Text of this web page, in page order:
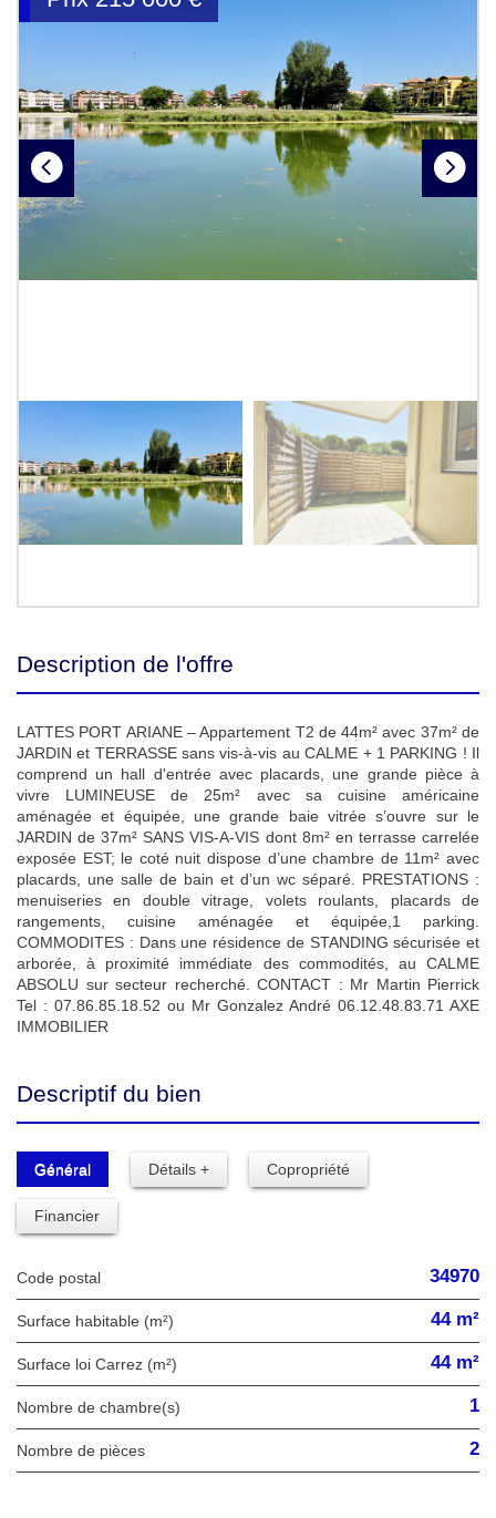
Description de l'offre
LATTES PORT ARIANE – Appartement T2 de 44m² avec 37m² de
JARDIN et TERRASSE sans vis-à-vis au CALME + 1 PARKING ! Il
comprend un hall d'entrée avec placards, une grande pièce à
vivre LUMINEUSE de 25m² avec sa cuisine américaine
aménagée et équipée, une grande baie vitrée s’ouvre sur le
JARDIN de 37m² SANS VIS-A-VIS dont 8m² en terrasse carrelée
exposée EST; le coté nuit dispose d’une chambre de 11m² avec
placards, une salle de bain et d’un wc séparé. PRESTATIONS :
menuiseries en double vitrage, volets roulants, placards de
rangements, cuisine aménagée et équipée,1 parking.
COMMODITES : Dans une résidence de STANDING sécurisée et
arborée, à proximité immédiate des commodités, au CALME
ABSOLU sur secteur recherché. CONTACT : Mr Martin Pierrick
Tel : 07.86.85.18.52 ou Mr Gonzalez André 06.12.48.83.71 AXE
IMMOBILIER
Descriptif du bien
Général Détails + Copropriété
Financier
Code postal 34970
Surface habitable (m²) 44 m²
Surface loi Carrez (m²) 44 m²
Nombre de chambre(s) 1
Nombre de pièces 2